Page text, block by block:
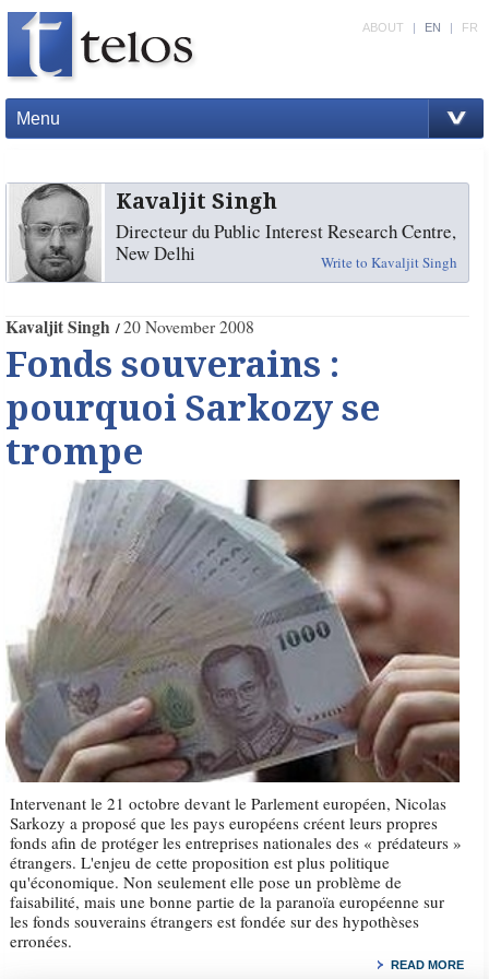
Menu
ABOUT | EN | FR
Kavaljit Singh
Directeur du Public Interest Research Centre,
New Delhi
Write to Kavaljit Singh
Kavaljit Singh 20 November 2008
Fonds souverains :
pourquoi Sarkozy se
trompe
Intervenant le 21 octobre devant le Parlement européen, Nicolas
Sarkozy a proposé que les pays européens créent leurs propres
fonds afin de protéger les entreprises nationales des « prédateurs »
étrangers. L'enjeu de cette proposition est plus politique
qu'économique. Non seulement elle pose un problème de
faisabilité, mais une bonne partie de la paranoïa européenne sur
les fonds souverains étrangers est fondée sur des hypothèses
erronées.
READ MORE